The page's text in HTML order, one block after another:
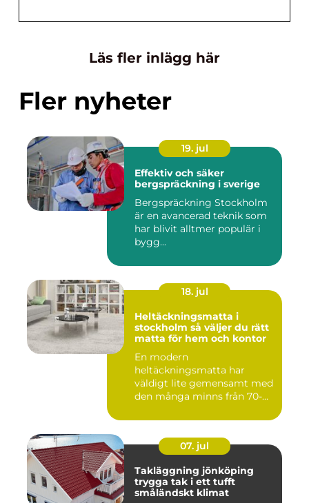
Läs fler inlägg här
Fler nyheter
19. jul
Effektiv och säker
bergspräckning i sverige
Bergspräckning Stockholm
är en avancerad teknik som
har blivit alltmer populär i
bygg...
18. jul
Heltäckningsmatta i
stockholm så väljer du rätt
matta för hem och kontor
En modern
heltäckningsmatta har
väldigt lite gemensamt med
den många minns från 70-
07. jul
Takläggning jönköping
trygga tak i ett tufft
småländskt klimat